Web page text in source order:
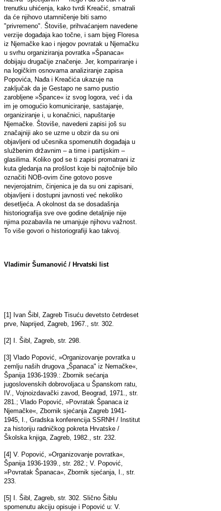
trenutku uhićenja, kako tvrdi Kreačić, smatrali
da će njihovo utamničenje biti samo
"privremeno". Štoviše, prihvaćanjem navedene
verzije događaja kao točne, i sam bijeg Floresa
iz Njemačke kao i njegov povratak u Njemačku
u svrhu organiziranja povratka »Španaca«
dobijaju drugačije značenje. Jer, kompariranje i
na logičkim osnovama analiziranje zapisa
Popovića, Nađa i Kreačića ukazuje na
zaključak da je Gestapo ne samo pustio
zarobljene »Špance« iz svog logora, već i da
im je omogućio komuniciranje, sastajanje,
organiziranje i, u konačnici, napuštanje
Njemačke. Štoviše, navedeni zapisi još su
značajniji ako se uzme u obzir da su oni
objavljeni od učesnika spomenutih događaja u
službenim državnim – a time i partijskim –
glasilima. Koliko god se ti zapisi promatrani iz
kuta gledanja na prošlost koje bi najtočnije bilo
označiti NOB-ovim čine gotovo posve
nevjerojatnim, činjenica je da su oni zapisani,
objavljeni i dostupni javnosti već nekoliko
desetljeća. A okolnost da se dosadašnja
historiografija sve ove godine detaljnije nije
njima pozabavila ne umanjuje njihovu važnost.
To više govori o historiografiji kao takvoj.
Vladimir Šumanović / Hrvatski list
[1] Ivan Šibl, Zagreb Tisuću devetsto četrdeset
prve, Naprijed, Zagreb, 1967., str. 302.
[2] I. Šibl, Zagreb, str. 298.
[3] Vlado Popović, »Organizovanje povratka u
zemlju naših drugova „Španaca" iz Nemačke«,
Španija 1936-1939.: Zbornik sećanja
jugoslovenskih dobrovoljaca u Španskom ratu,
IV., Vojnoizdavački zavod, Beograd, 1971., str.
281.; Vlado Popović, »Povratak Španaca iz
Njemačke«, Zbornik sjećanja Zagreb 1941-
1945, I., Gradska konferencija SSRNH / Institut
za historiju radničkog pokreta Hrvatske /
Školska knjiga, Zagreb, 1982., str. 232.
[4] V. Popović, »Organizovanje povratka«,
Španija 1936-1939., str. 282.; V. Popović,
»Povratak Španaca«, Zbornik sjećanja, I., str.
233.
[5] I. Šibl, Zagreb, str. 302. Slično Šiblu
spomenutu akciju opisuje i Popović u: V.